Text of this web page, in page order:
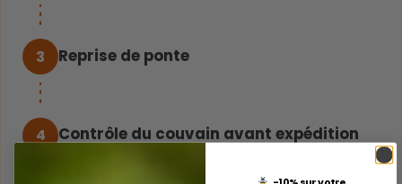
3 Reprise de ponte
4 Contrôle du couvain avant expédition